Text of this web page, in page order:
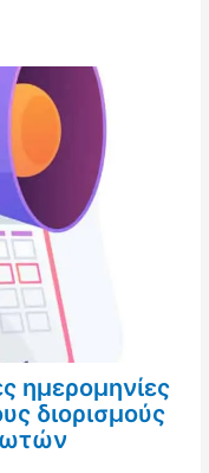
ημερομηνίες
διορισμούς